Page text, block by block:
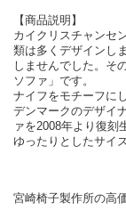
【商品説明】
カイクリスチャンセ
類は多くデザインし
しませんでした。そ
ソファ」です。
ナイフをモチーフに
デンマークのデザイ
ァを2008年より復刻
ゆったりとしたサイ
宮崎椅子製作所の高